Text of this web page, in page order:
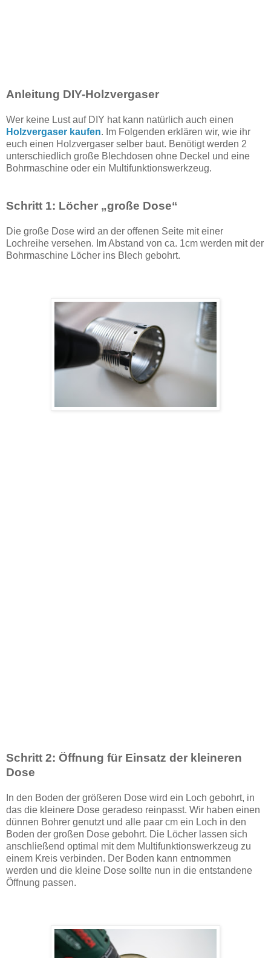
Anleitung DIY-Holzvergaser
Wer keine Lust auf DIY hat kann natürlich auch einen
Holzvergaser kaufen. Im Folgenden erklären wir, wie ihr
euch einen Holzvergaser selber baut. Benötigt werden 2
unterschiedlich große Blechdosen ohne Deckel und eine
Bohrmaschine oder ein Multifunktionswerkzeug.
Schritt 1: Löcher „große Dose“
Die große Dose wird an der offenen Seite mit einer
Lochreihe versehen. Im Abstand von ca. 1cm werden mit der
Bohrmaschine Löcher ins Blech gebohrt.
Schritt 2: Öffnung für Einsatz der kleineren
Dose
In den Boden der größeren Dose wird ein Loch gebohrt, in
das die kleinere Dose geradeso reinpasst. Wir haben einen
dünnen Bohrer genutzt und alle paar cm ein Loch in den
Boden der großen Dose gebohrt. Die Löcher lassen sich
anschließend optimal mit dem Multifunktionswerkzeug zu
einem Kreis verbinden. Der Boden kann entnommen
werden und die kleine Dose sollte nun in die entstandene
Öffnung passen.